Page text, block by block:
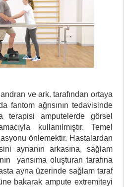
ve ark. tarafından ortaya
fantom ağrısının tedavisinde
terapisi amputelerde görsel
kullanılmıştır. Temel
önlemektir. Hastalardan
aynanın arkasına, sağlam
yansıma oluşturan tarafına
ayna üzerinde sağlam taraf
bakarak ampute extremiteyi